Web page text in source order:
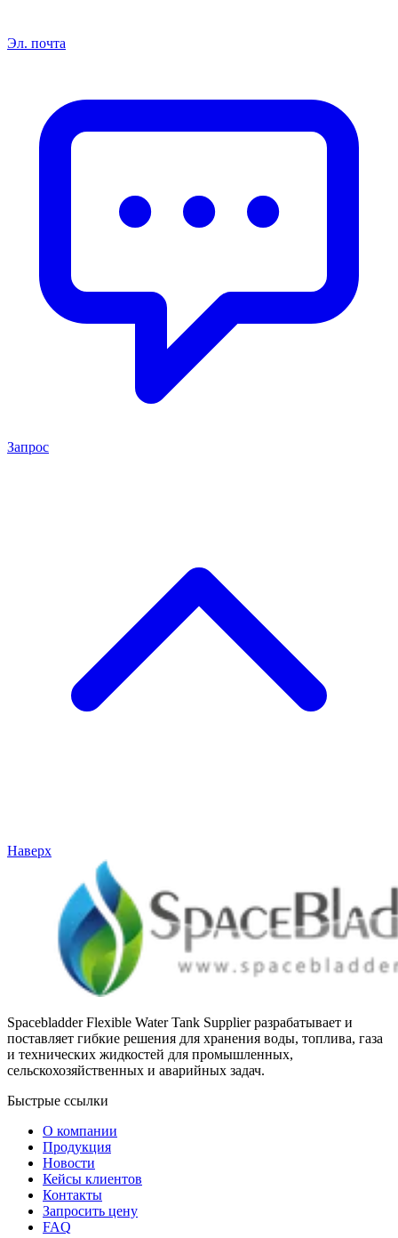
Эл. почта
Запрос
Наверх
Spacebladder Flexible Water Tank Supplier разрабатывает и
поставляет гибкие решения для хранения воды, топлива, газа
и технических жидкостей для промышленных,
сельскохозяйственных и аварийных задач.
Быстрые ссылки
О компании
Продукция
Новости
Кейсы клиентов
Контакты
Запросить цену
FAQ